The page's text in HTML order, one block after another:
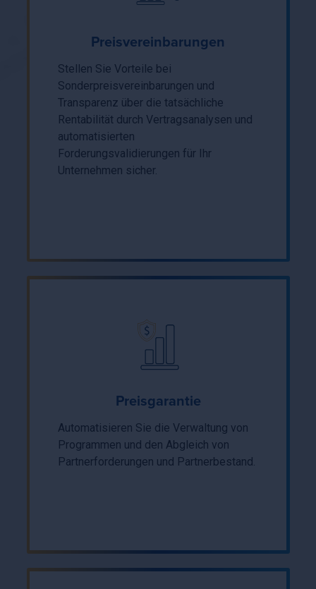
Preisvereinbarungen
Stellen Sie Vorteile bei
Sonderpreisvereinbarungen und
Transparenz über die tatsächliche
Rentabilität durch Vertragsanalysen und
automatisierten
Forderungsvalidierungen für Ihr
Unternehmen sicher.
Preisgarantie
Automatisieren Sie die Verwaltung von
Programmen und den Abgleich von
Partnerforderungen und Partnerbestand.